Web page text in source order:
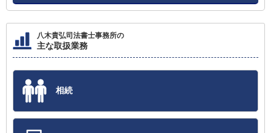
八木貴弘司法書士事務所の
主な取扱業務
相続